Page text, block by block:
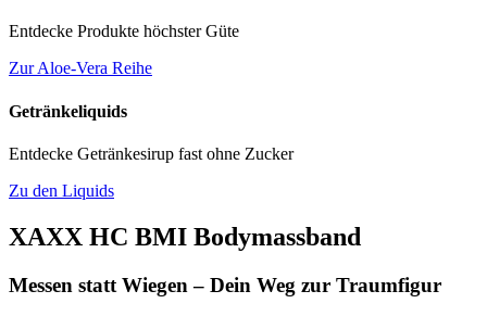
Entdecke Produkte höchster Güte
Zur Aloe-Vera Reihe
Getränkeliquids
Entdecke Getränkesirup fast ohne Zucker
Zu den Liquids
XAXX HC BMI Bodymassband
Messen statt Wiegen – Dein Weg zur Traumfigur